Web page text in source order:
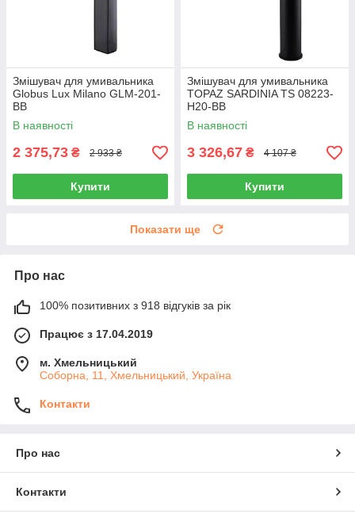
Змішувач для умивальника
Globus Lux Milano GLM-201-
BB
В наявності
2 375,73 ₴ 2 933 ₴
Купити
Змішувач для умивальника
TOPAZ SARDINIA TS 08223-
H20-BB
В наявності
3 326,67 ₴ 4 107 ₴
Купити
Показати ще
Про нас
100% позитивних з 918 відгуків за рік
Працює з 17.04.2019
м. Хмельницький
Соборна, 11, Хмельницький, Україна
Контакти
Про нас
Контакти